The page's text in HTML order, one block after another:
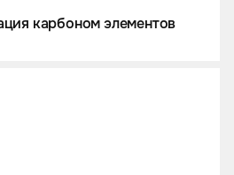
карбоном элементов